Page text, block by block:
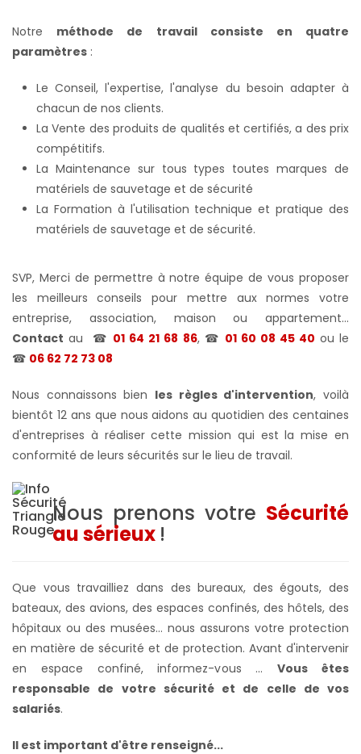
Notre méthode de travail consiste en quatre
paramètres :
Le Conseil, l'expertise, l'analyse du besoin adapter à
chacun de nos clients.
La Vente des produits de qualités et certifiés, a des prix
compétitifs.
La Maintenance sur tous types toutes marques de
matériels de sauvetage et de sécurité
La Formation à l'utilisation technique et pratique des
matériels de sauvetage et de sécurité.
SVP, Merci de permettre à notre équipe de vous proposer
les meilleurs conseils pour mettre aux normes votre
entreprise, association, maison ou appartement...
Contact au ☎ 01 64 21 68 86, ☎ 01 60 08 45 40 ou le
☎ 06 62 72 73 08
Nous connaissons bien les règles d'intervention, voilà
bientôt 12 ans que nous aidons au quotidien des centaines
d'entreprises à réaliser cette mission qui est la mise en
conformité de leurs sécurités sur le lieu de travail.
Nous prenons votre Sécurité
au sérieux !
Que vous travailliez dans des bureaux, des égouts, des
bateaux, des avions, des espaces confinés, des hôtels, des
hôpitaux ou des musées... nous assurons votre protection
en matière de sécurité et de protection. Avant d'intervenir
en espace confiné, informez-vous ...Vous êtes
responsable de votre sécurité et de celle de vos
salariés.
Il est important d'être renseigné...